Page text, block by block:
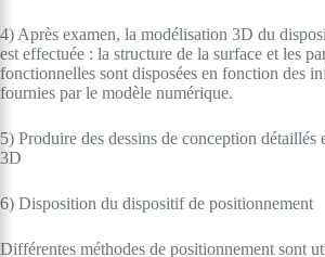
4) Après examen, la modélisation 3D du
est effectuée : la structure de la surface et les
fonctionnelles sont disposées en fonction des
fournies par le modèle numérique.
5) Produire des dessins de conception détaillés
3D
6) Disposition du dispositif de positionnement
Différentes méthodes de positionnement sont